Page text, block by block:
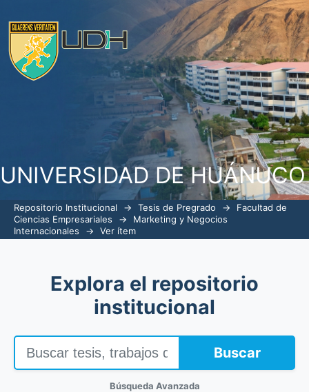
UNIVERSIDAD DE HUÁNUCO
EL CLIMA ORGANIZACIONAL Y EL
LA EMPRESA TELEFONICA MÓVILES
Repositorio Institucional → Tesis de Pregrado →
Facultad de
Ciencias Empresariales
→
Marketing y Negocios
Internacionales
→ Ver ítem
Explora el repositorio
institucional
Buscar
Búsqueda Avanzada